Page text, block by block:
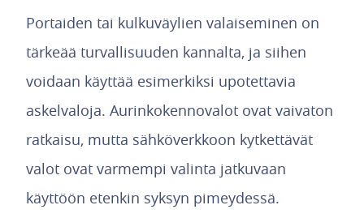
Portaiden tai kulkuväylien valaiseminen on
tärkeää turvallisuuden kannalta, ja siihen
voidaan käyttää esimerkiksi upotettavia
askelvaloja. Aurinkokennovalot ovat vaivaton
ratkaisu, mutta sähköverkkoon kytkettävät
valot ovat varmempi valinta jatkuvaan
käyttöön etenkin syksyn pimeydessä.